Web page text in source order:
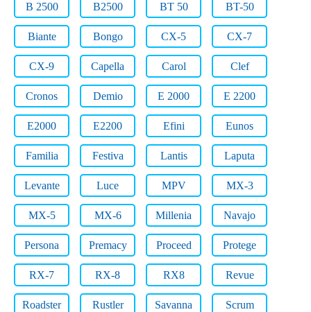
B 2500 B2500 BT 50 BT-50
Biante Bongo CX-5 CX-7
CX-9 Capella Carol Clef
Cronos Demio E 2000 E 2200
E2000 E2200 Efini Eunos
Familia Festiva Lantis Laputa
Levante Luce MPV MX-3
MX-5 MX-6 Millenia Navajo
Persona Premacy Proceed Protege
RX-7 RX-8 RX8 Revue
Roadster Rustler Savanna Scrum